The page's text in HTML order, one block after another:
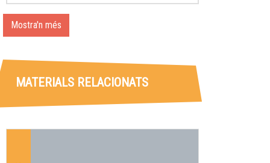
Mostra'n més
MATERIALS RELACIONATS